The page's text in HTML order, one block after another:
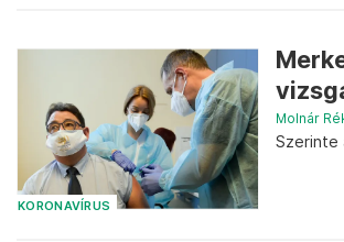
KORONAVÍRUS
Molnár